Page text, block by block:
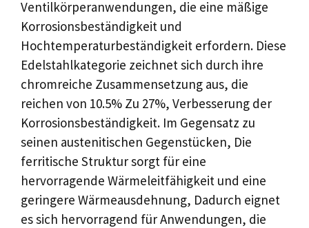
Ventilkörperanwendungen, die eine mäßige
Korrosionsbeständigkeit und
Hochtemperaturbeständigkeit erfordern. Diese
Edelstahlkategorie zeichnet sich durch ihre
chromreiche Zusammensetzung aus, die
reichen von 10.5% Zu 27%, Verbesserung der
Korrosionsbeständigkeit. Im Gegensatz zu
seinen austenitischen Gegenstücken, Die
ferritische Struktur sorgt für eine
hervorragende Wärmeleitfähigkeit und eine
geringere Wärmeausdehnung, Dadurch eignet
es sich hervorragend für Anwendungen, die